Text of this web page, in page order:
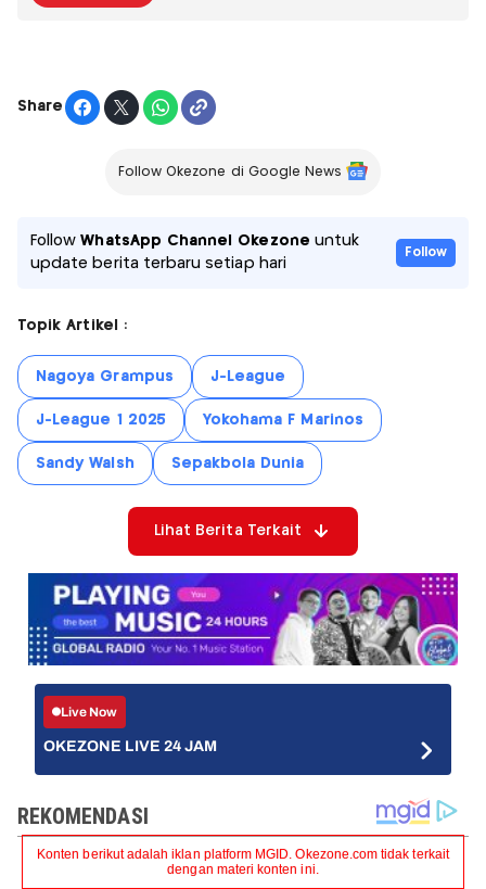
Share
Follow Okezone di Google News
FollowWhatsApp Channel Okezone untuk
update berita terbaru setiap hari
Follow
Topik Artikel :
Nagoya Grampus J-League
J-League 1 2025 Yokohama F Marinos
Sandy Walsh Sepakbola Dunia
Lihat Berita Terkait
Live Now
OKEZONE LIVE 24 JAM